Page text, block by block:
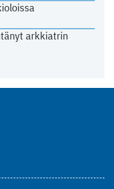
arkkiatrin